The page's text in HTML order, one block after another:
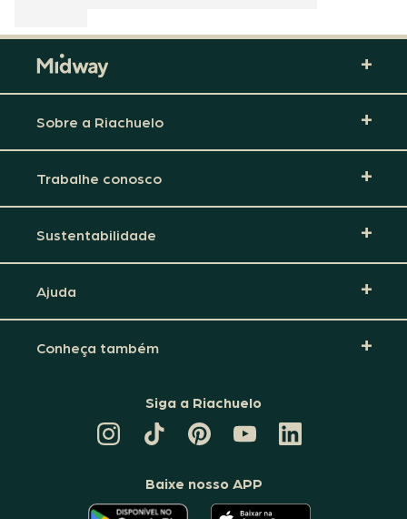
Sobre a Riachuelo
Trabalhe conosco
Sustentabilidade
Ajuda
Conheça também
Siga a Riachuelo
TIKTOK
DA
PINTEREST
DA
CANAL
DA
RIACHUELO
LINKEDIN
DA
Baixe nosso APP
O O